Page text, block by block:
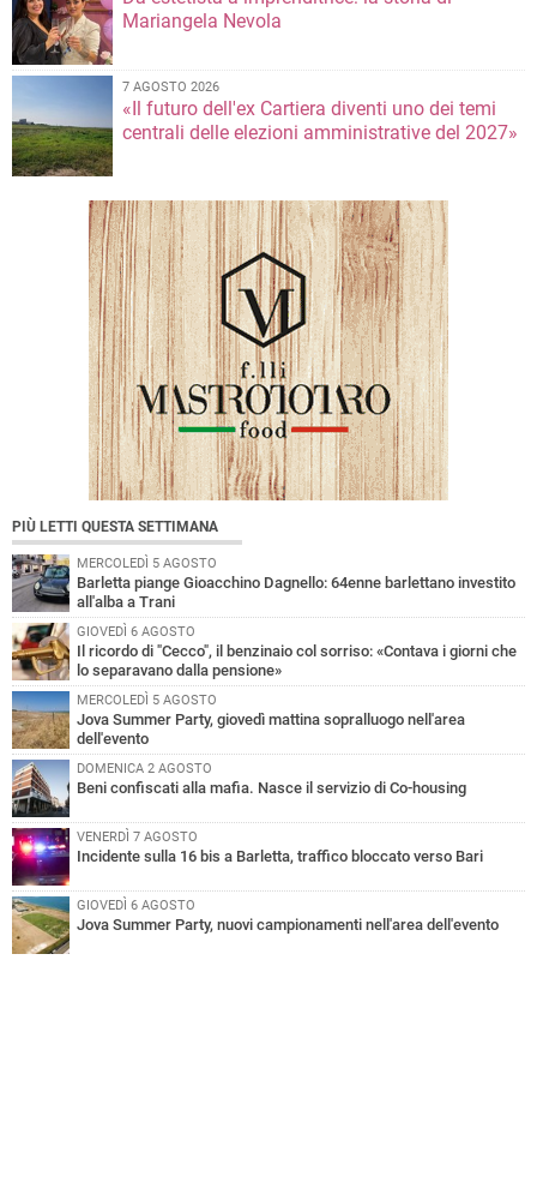
Mariangela Nevola
7 AGOSTO 2026
«Il futuro dell'ex Cartiera diventi uno dei temi
centrali delle elezioni amministrative del 2027»
PIÙ LETTI QUESTA SETTIMANA
MERCOLEDÌ 5 AGOSTO
Barletta piange Gioacchino Dagnello: 64enne barlettano investito
all'alba a Trani
GIOVEDÌ 6 AGOSTO
Il ricordo di "Cecco", il benzinaio col sorriso: «Contava i giorni che
lo separavano dalla pensione»
MERCOLEDÌ 5 AGOSTO
Jova Summer Party, giovedì mattina sopralluogo nell'area
dell'evento
DOMENICA 2 AGOSTO
Beni confiscati alla mafia. Nasce il servizio di Co-housing
VENERDÌ 7 AGOSTO
Incidente sulla 16 bis a Barletta, traffico bloccato verso Bari
GIOVEDÌ 6 AGOSTO
Jova Summer Party, nuovi campionamenti nell'area dell'evento